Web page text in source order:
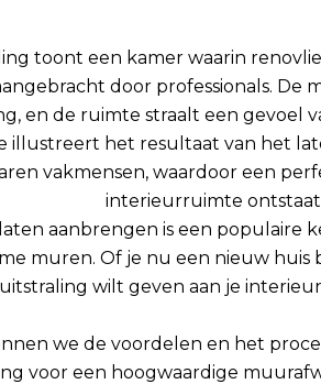
aanbrengen is een populaire
muren. Of je nu een nieuw
wilt geven aan je
we de voordelen en het
voor een hoogwaardige